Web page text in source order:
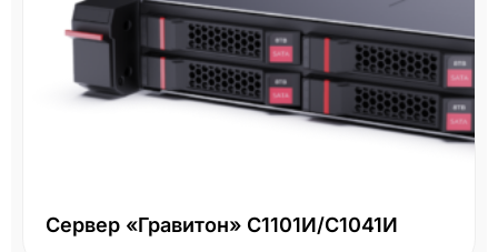
Сервер «Гравитон» С1101И/С1041И